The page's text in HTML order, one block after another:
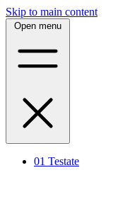
Skip to main content
Open menu
01 Testate